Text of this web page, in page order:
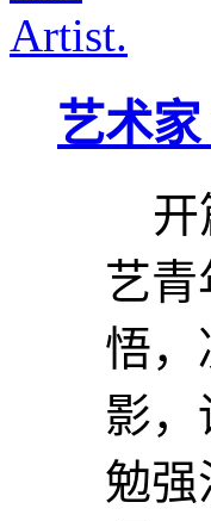
艺术
开
艺
悟，
影
勉强